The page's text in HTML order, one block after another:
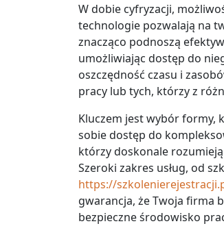
W dobie cyfryzacji,
technologie pozwalają na
znacząco podnoszą
umożliwiając dostęp do
oszczędność czasu i
pracy lub tych, którzy z
Kluczem jest wybór formy,
sobie dostęp do
którzy doskonale
Szeroki zakres usług, od
https://
gwarancja, że Twoja firma
bezpieczne środowisko